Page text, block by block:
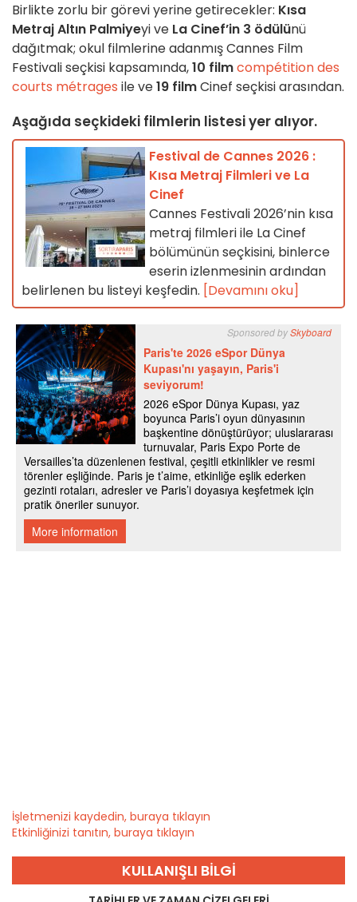
Birlikte zorlu bir görevi yerine getirecekler: Kısa
Metraj Altın Palmiyeyi ve La Cinef’in 3 ödülünü
dağıtmak; okul filmlerine adanmış Cannes Film
Festivali seçkisi kapsamında,10 filmcompétition des
courts métrages ile ve19 filmCinef seçkisi arasından.
Aşağıda seçkideki filmlerin listesi yer alıyor.
Festival de Cannes 2026 :
Kısa Metraj Filmleri ve La
Cinef
Cannes Festivali 2026’nin kısa
metraj filmleri ile La Cinef
bölümünün seçkisini, binlerce
eserin izlenmesinin ardından
belirlenen bu listeyi keşfedin. [Devamını oku]
İşletmenizi kaydedin, buraya tıklayın
Etkinliğinizi tanıtın, buraya tıklayın
KULLANIŞLI BILGI